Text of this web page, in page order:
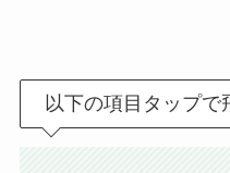
以下の項目タップで